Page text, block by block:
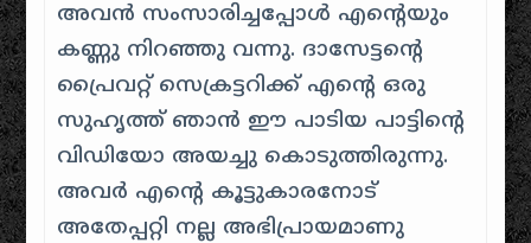
അവന്‍ സംസാരിച്ചപ്പോള്‍ എന്റെയും
കണ്ണു നിറഞ്ഞു വന്നു. ദാസേട്ടന്റെ
പ്രൈവറ്റ് സെക്രട്ടറിക്ക് എന്റെ ഒരു
സുഹൃത്ത് ഞാന്‍ ഈ പാടിയ പാട്ടിന്റെ
വിഡിയോ അയച്ചു കൊടുത്തിരുന്നു.
അവര്‍ എന്റെ കൂട്ടുകാരനോട്
അതേപ്പറ്റി നല്ല അഭിപ്രായമാണു